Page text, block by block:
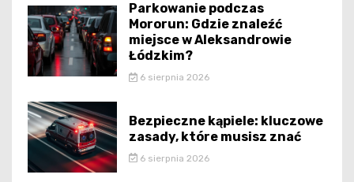
Parkowanie podczas
Mororun: Gdzie znaleźć
miejsce w Aleksandrowie
Łódzkim?
6 sierpnia 2026
Bezpieczne kąpiele: kluczowe
zasady, które musisz znać
6 sierpnia 2026